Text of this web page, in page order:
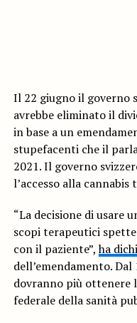
Il 22 giugno il governo
avrebbe eliminato il
in base a un
stupefacenti che il
2021. Il governo
l’accesso alla
“La decisione di usare
scopi terapeutici
con il paziente”,ha
dell’emendamento.
dovranno più ottenere
federale della sanità